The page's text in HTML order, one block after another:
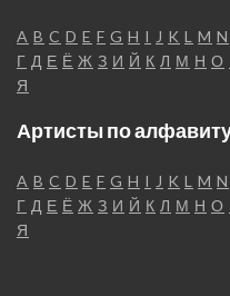
A B C D E F G H I J K L M N
Г Д Е Ё Ж З И Й К Л М Н О
Я
Артисты по
A B C D E F G H I J K L M N
Г Д Е Ё Ж З И Й К Л М Н О
Я